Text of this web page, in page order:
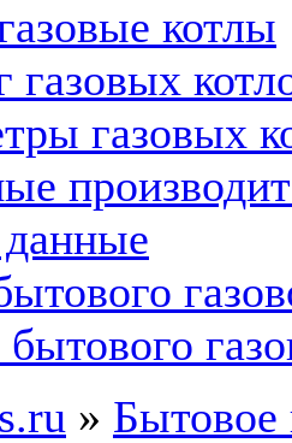
котлы
газовых
газовых
» Бытовое